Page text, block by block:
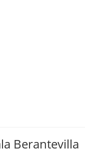
Berantevilla